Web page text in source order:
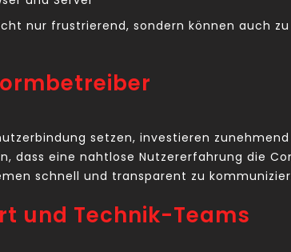
nur frustrierend, sondern können auch
setzen, investieren
dass eine nahtlose Nutzererfahrung die
schnell und transparent zu
und Technik-Teams